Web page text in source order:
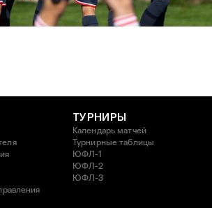
на «Октябре»
ТУРНИРЫ
Календарь матчей
Турнирные таблицы
ЮФЛ-1
ЮФЛ-2
ЮФЛ-3